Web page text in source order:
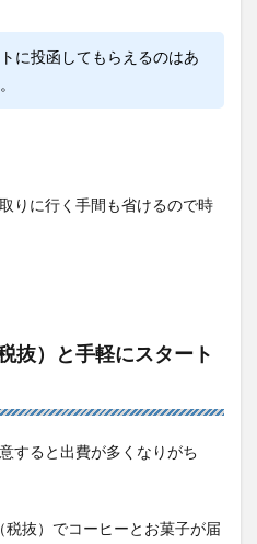
に投函してもらえるのはあ
りに行く手間も省けるので時
抜）と手軽にスタート
すると出費が多くなりがち
抜）でコーヒーとお菓子が届